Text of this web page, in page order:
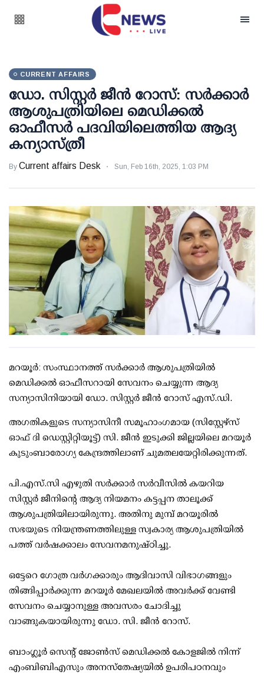
CURRENT AFFAIRS
ഡോ. സിസ്റ്റര്‍ ജീന്‍ റോസ്: സര്‍ക്കാര്‍
ആശുപത്രിയിലെ മെഡിക്കല്‍
ഓഫീസര്‍ പദവിയിലെത്തിയ ആദ്യ
കന്യാസ്ത്രീ
By Current affairs Desk Sun, Feb 16th, 2025, 1:03 PM
മറയൂര്‍: സംസ്ഥാനത്ത് സര്‍ക്കാര്‍ ആശുപത്രിയില്‍
മെഡിക്കല്‍ ഓഫീസറായി സേവനം ചെയ്യുന്ന ആദ്യ
സന്യാസിനിയായി ഡോ. സിസ്റ്റര്‍ ജീന്‍ റോസ് എസ്.ഡി.
അഗതികളുടെ സന്യാസിനീ സമൂഹാംഗമായ (സിസ്റ്റേഴ്സ്
ഓഫ് ദി ഡെസ്റ്റിറ്റിയൂട്ട്) സി. ജീന്‍ ഇടുക്കി ജില്ലയിലെ മറയൂര്‍
കുടുംബാരോഗ്യ കേന്ദ്രത്തിലാണ് ചുമതലയേറ്റിരിക്കുന്നത്.
പി.എസ്.സി എഴുതി സര്‍ക്കാര്‍ സര്‍വീസില്‍ കയറിയ
സിസ്റ്റര്‍ ജീനിന്റെ ആദ്യ നിയമനം കട്ടപ്പന താലൂക്ക്
ആശുപത്രിയിലായിരുന്നു. അതിനു മുമ്പ് മറയൂരില്‍
സഭയുടെ നിയന്ത്രണത്തിലുള്ള സ്വകാര്യ ആശുപത്രിയില്‍
പത്ത് വര്‍ഷക്കാലം സേവനമനുഷ്ഠിച്ചു.
ഒട്ടേറെ ഗോത്ര വര്‍ഗക്കാരും ആദിവാസി വിഭാഗങ്ങളും
തിങ്ങിപ്പാര്‍ക്കുന്ന മറയൂര്‍ മേഖലയില്‍ അവര്‍ക്ക് വേണ്ടി
സേവനം ചെയ്യാനുള്ള അവസരം ചോദിച്ചു
വാങ്ങുകയായിരുന്നു ഡോ. സി. ജീന്‍ റോസ്.
ബാംഗ്ലൂര്‍ സെന്റ് ജോണ്‍സ് മെഡിക്കല്‍ കോളജില്‍ നിന്ന്
എംബിബിഎസും അനസ്‌തേഷ്യയില്‍ ഉപരിപഠനവും